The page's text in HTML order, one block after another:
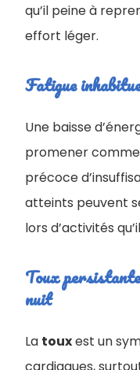
qu’il peine à
effort léger.
Fatigue
Une baisse
promener
précoce
atteints peuvent
lors d’activités
Toux
nuit
La touxest un
cardiaques,